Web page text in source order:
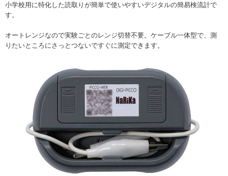
小学校用に特化した読取りが簡単で使いやすいデジタルの簡易検流計で
す。
オートレンジなので実験ごとのレンジ切替不要。ケーブル一体型で、測
りたいところにさっとつないですぐに測定できます。